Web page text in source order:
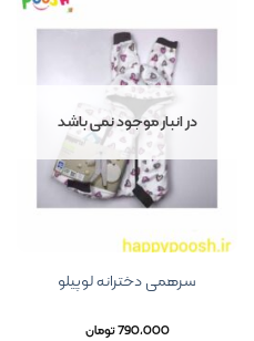
در انبار موجود نمی باشد
سرهمی دخترانه لوپیلو
790,000تومان